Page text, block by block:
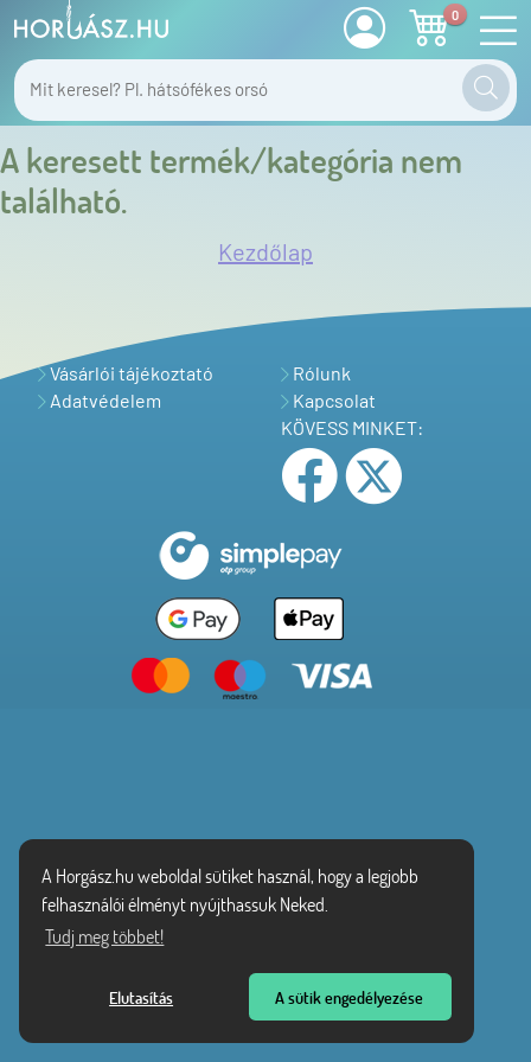
A Horgász.hu weboldal sütiket használ, hogy a legjobb
felhasználói élményt nyújthassuk Neked.
Tudj meg többet!
Elutasítás A sütik engedélyezése
0
A keresett termék/kategória nem
található.
Kezdőlap
Vásárlói tájékoztató
Adatvédelem
Rólunk
Kapcsolat
KÖVESS MINKET: